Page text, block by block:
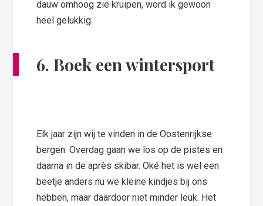
dauw omhoog zie kruipen, word ik gewoon
heel gelukkig.
6. Boek een wintersport
Elk jaar zijn wij te vinden in de Oostenrijkse
bergen. Overdag gaan we los op de pistes en
daarna in de après skibar. Oké het is wel een
beetje anders nu we kleine kindjes bij ons
hebben, maar daardoor niet minder leuk. Het